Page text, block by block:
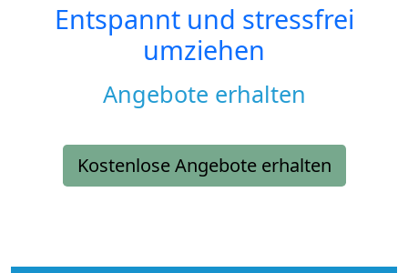
Entspannt und stressfrei
umziehen
Angebote erhalten
Kostenlose Angebote erhalten